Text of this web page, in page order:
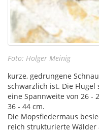
Foto: Holger Meinig
kurze, gedrungene
schwärzlich ist. Die
eine Spannweite von 26 -
36 - 44 cm.
Die Mopsfledermaus
reich strukturierte Wälder